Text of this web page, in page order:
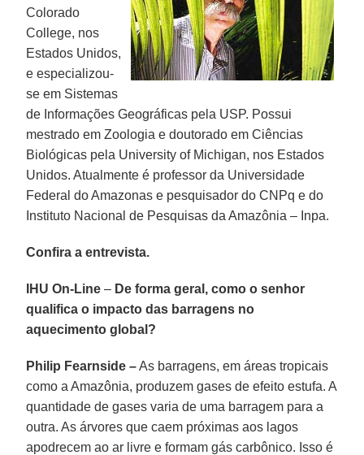
Colorado
College, nos
Estados Unidos,
e especializou-
se em Sistemas
de Informações Geográficas pela USP. Possui
mestrado em Zoologia e doutorado em Ciências
Biológicas pela University of Michigan, nos Estados
Unidos. Atualmente é professor da Universidade
Federal do Amazonas e pesquisador do CNPq e do
Instituto Nacional de Pesquisas da Amazônia – Inpa.
Confira a entrevista.
IHU On-Line– De forma geral, como o senhor
qualifica o impacto das barragens no
aquecimento global?
Philip Fearnside –As barragens, em áreas tropicais
como a Amazônia, produzem gases de efeito estufa. A
quantidade de gases varia de uma barragem para a
outra. As árvores que caem próximas aos lagos
apodrecem ao ar livre e formam gás carbônico. Isso é